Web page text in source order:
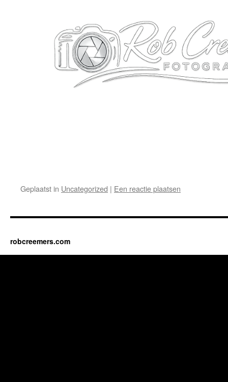
Geplaatst in Uncategorized | Een reactie plaatsen
robcreemers.com